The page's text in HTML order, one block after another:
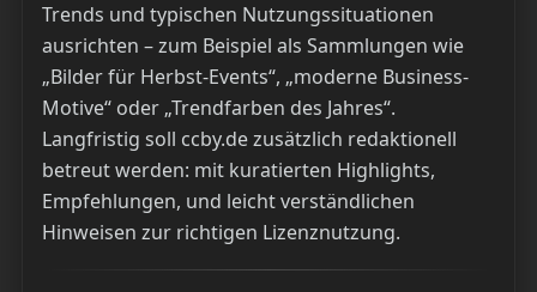
Trends und typischen Nutzungssituationen
ausrichten – zum Beispiel als Sammlungen wie
„Bilder für Herbst-Events“, „moderne Business-
Motive“ oder „Trendfarben des Jahres“.
Langfristig soll ccby.de zusätzlich redaktionell
betreut werden: mit kuratierten Highlights,
Empfehlungen, und leicht verständlichen
Hinweisen zur richtigen Lizenznutzung.